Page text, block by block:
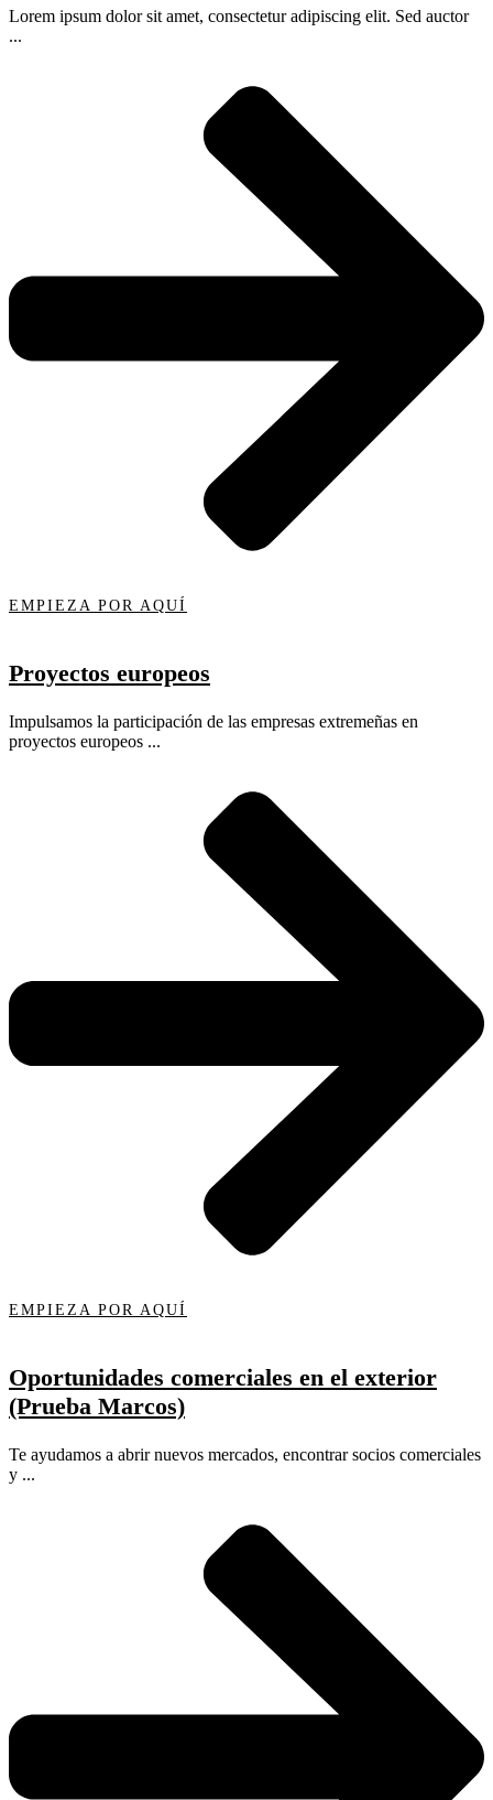
Lorem ipsum dolor sit amet, consectetur adipiscing elit. Sed auctor
...
EMPIEZA POR AQUÍ
Proyectos europeos
Impulsamos la participación de las empresas extremeñas en
proyectos europeos ...
EMPIEZA POR AQUÍ
Oportunidades comerciales en el exterior
(Prueba Marcos)
Te ayudamos a abrir nuevos mercados, encontrar socios comerciales
y ...